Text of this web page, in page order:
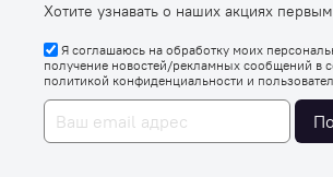
Хотите узнавать о наших акциях
Я соглашаюсь на обработку моих
получение новостей/рекламных сообщений в
политикой конфиденциальности и